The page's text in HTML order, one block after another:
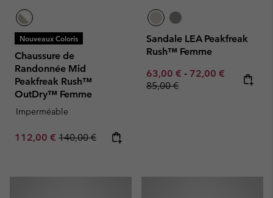
Nouveaux Coloris
Chaussure de
Randonnée Mid
Peakfreak Rush™
OutDry™ Femme
Imperméable
Sale price:
112,00 € Regular price:
140,00 €
Sandale LEA Peakfreak
Rush™ Femme
Minimum sale price:
63,00 € - Maximum sale
72,00 € Regular
85,00 €